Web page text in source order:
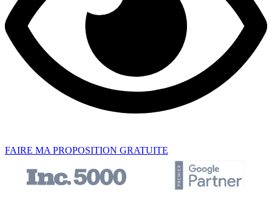
FAIRE MA PROPOSITION GRATUITE